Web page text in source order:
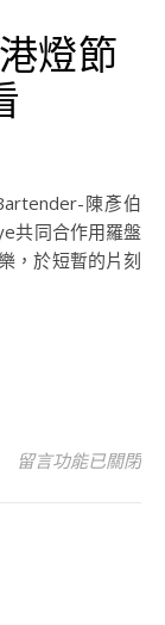
燈節
共同合作用羅盤
，於短暫的片刻
在〈台南旅遊台
留言功能已關閉